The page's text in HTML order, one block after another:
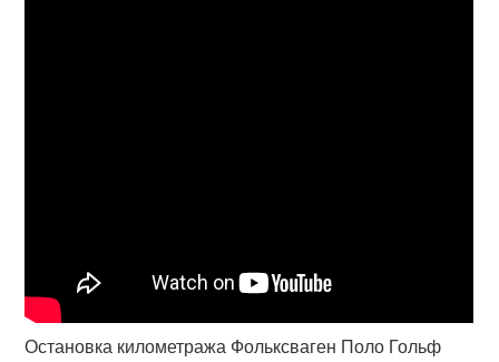
Остановка километража Фольксваген Поло Гольф